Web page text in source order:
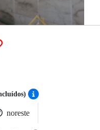
noreste